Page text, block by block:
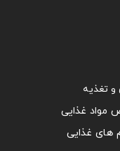
تغذیه
مواد غذایی
های غذایی